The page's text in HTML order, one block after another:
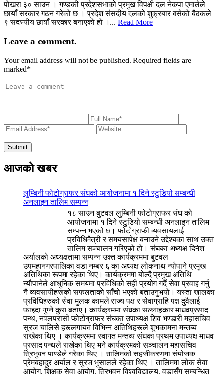
पोखरा,३० साउन । गण्डकी प्रदेशसभाको प्रमुख विपक्षी दल नेकपा एमालेले
छायाँ सरकार गठन गरेको छ । प्रदेश संसदीय दलको शुक्रबार बसेको बैठकले
९ सदस्यीय छायाँ सरकार बनाएको हो ।... Read More
Leave a comment.
Your email address will not be published. Required fields are
marked*
आजको खबर
लुम्बिनी फोटोग्राफर संघको आयोजनामा १ दिने स्टुडियो सम्बन्धी
अनलाइन तालिम सम्पन्न
१८ साउन बुटवल लुम्बिनी फोटोग्राफर संघ को
आयोजनामा १ दिने स्टुडियो सम्बन्धी अनलाइन तालिम
सम्पन्न भएको छ। फोटोग्राफी व्यवसायलाई
प्रविधिमैत्री र समयसापेक्ष बनाउने उद्देश्यका साथ उक्त
तालिम सञ्चालन गरिएको हो। संघका अध्यक्ष दिनेश
अर्यालको अध्यक्षतामा सम्पन्न उक्त कार्यक्रममा बुटवल
उपमहानगरपालिका वडा नम्बर ६ का अध्यक्ष लोकनाथ न्यौपाने प्रमुख
अतिथिका रूपमा रहेका थिए। कार्यक्रममा बोल्दै प्रमुख अतिथि
न्यौपानेले आधुनिक समयमा प्रविधिको सही प्रयोग गर्दै सेवा प्रवाह गर्नु
नै व्यवसायीहरूको सफलताको साँचो भएको बताउनुभयो। यस्ता खालका
प्रविधिहरुको सेवा मुलक कामले राज्य पक्ष र सेवाग्राहि पक्ष दुवैलाई
फाइदा गुग्ने कुरा बताए। कार्यक्रममा संघका सल्लाहकार माधवप्रसाद
पन्थ, नवलपरासी फोटोग्राफर संघका उपाध्यक्ष शिव भण्डारी महासचिव
सुरज चालिसे हरूलगायत विभिन्न अतिथिहरूले शुभकामना मन्तब्य
राखेका थिए । कार्यक्रममा स्वागत मन्तव्य संघका प्रथम उपाध्यक्ष माधव
प्रसाद पन्थले राखेका थिए भने कार्यक्रमको सञ्चालन महासचिव
त्रिभुवन पाण्डेले गरेका थिए । तालिमको सहजीकरणमा संयोजक
प्रेमबहादुर अर्याल र सुरज भुसालले रहेका थिए । तालिममा लोक सेवा
आयोग, शिक्षक सेवा आयोग, त्रिभुवन विश्वविद्यालय, वडासँग सम्बन्धित